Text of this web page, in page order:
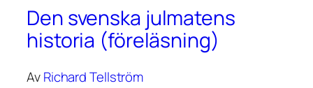
Den svenska julmatens
historia (föreläsning)
AvRichard Tellström